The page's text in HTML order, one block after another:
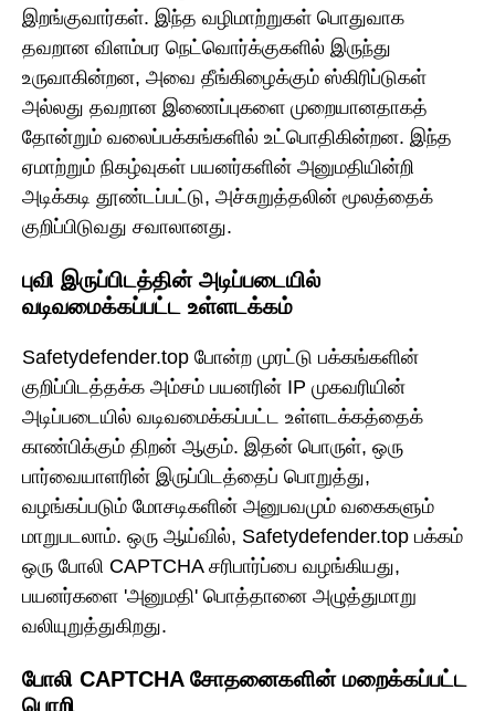
இறங்குவார்கள். இந்த வழிமாற்றுகள் பொதுவாக
தவறான விளம்பர நெட்வொர்க்குகளில் இருந்து
உருவாகின்றன, அவை தீங்கிழைக்கும் ஸ்கிரிப்டுகள்
அல்லது தவறான இணைப்புகளை முறையானதாகத்
தோன்றும் வலைப்பக்கங்களில் உட்பொதிகின்றன. இந்த
ஏமாற்றும் நிகழ்வுகள் பயனர்களின் அனுமதியின்றி
அடிக்கடி தூண்டப்பட்டு, அச்சுறுத்தலின் மூலத்தைக்
குறிப்பிடுவது சவாலானது.
புவி இருப்பிடத்தின் அடிப்படையில்
வடிவமைக்கப்பட்ட உள்ளடக்கம்
Safetydefender.top போன்ற முரட்டு பக்கங்களின்
குறிப்பிடத்தக்க அம்சம் பயனரின் IP முகவரியின்
அடிப்படையில் வடிவமைக்கப்பட்ட உள்ளடக்கத்தைக்
காண்பிக்கும் திறன் ஆகும். இதன் பொருள், ஒரு
பார்வையாளரின் இருப்பிடத்தைப் பொறுத்து,
வழங்கப்படும் மோசடிகளின் அனுபவமும் வகைகளும்
மாறுபடலாம். ஒரு ஆய்வில், Safetydefender.top பக்கம்
ஒரு போலி CAPTCHA சரிபார்ப்பை வழங்கியது,
பயனர்களை 'அனுமதி' பொத்தானை அழுத்துமாறு
வலியுறுத்துகிறது.
போலி CAPTCHA சோதனைகளின் மறைக்கப்பட்ட
பொறி